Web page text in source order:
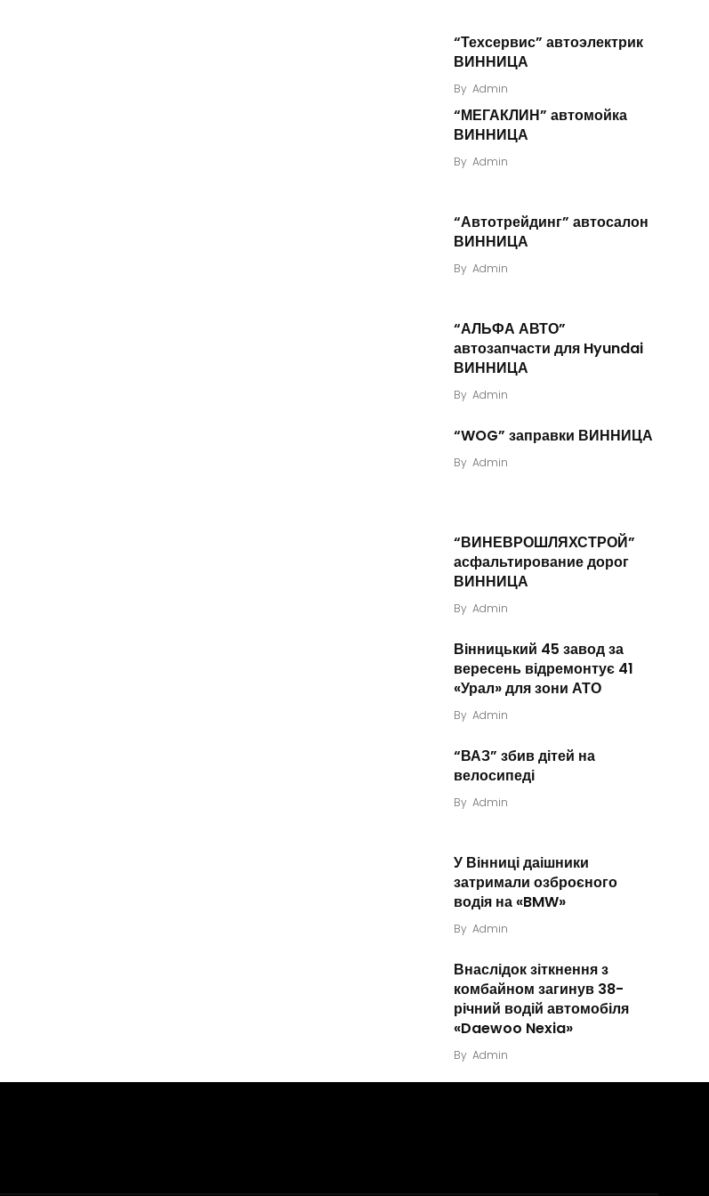
“Техсервис” автоэлектрик
ВИННИЦА
By Admin
“МЕГАКЛИН” автомойка
ВИННИЦА
By Admin
“Автотрейдинг” автосалон
ВИННИЦА
By Admin
“АЛЬФА АВТО”
автозапчасти для Hyundai
ВИННИЦА
By Admin
“WOG” заправки ВИННИЦА
By Admin
“ВИНЕВРОШЛЯХСТРОЙ”
асфальтирование дорог
ВИННИЦА
By Admin
Вінницький 45 завод за
вересень відремонтує 41
«Урал» для зони АТО
By Admin
“ВАЗ” збив дітей на
велосипеді
By Admin
У Вінниці даішники
затримали озброєного
водія на «BMW»
By Admin
Внаслідок зіткнення з
комбайном загинув 38-
річний водій автомобіля
«Daewoo Nexia»
By Admin